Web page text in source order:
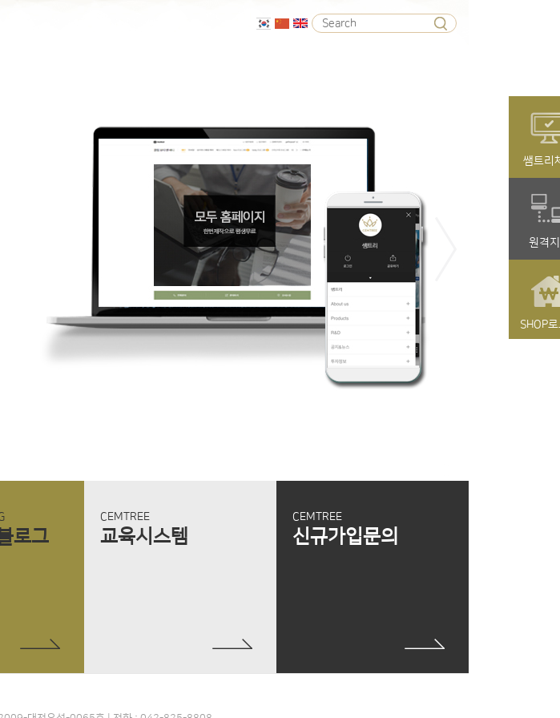
쌤트리
원격
SHOP
로그
CEMTREE
교육시스템
CEMTREE
신규가입문의
쌤트리
원격
SHOP